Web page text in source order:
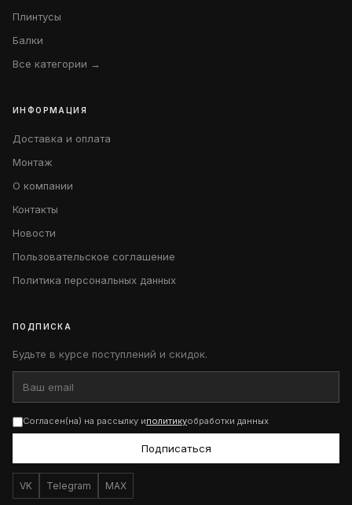
Плинтусы
Балки
Все категории →
ИНФОРМАЦИЯ
Доставка и оплата
Монтаж
О компании
Контакты
Новости
Пользовательское соглашение
Политика персональных данных
ПОДПИСКА
Будьте в курсе поступлений и скидок.
Согласен(на) на рассылку иполитикуобработки данных
Подписаться
VK Telegram MAX